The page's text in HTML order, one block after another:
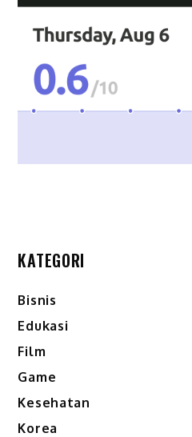
KATEGORI
Bisnis
Edukasi
Film
Game
Kesehatan
Korea